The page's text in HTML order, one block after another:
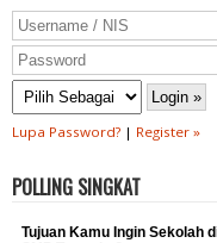
Lupa Password? | Register »
POLLING SINGKAT